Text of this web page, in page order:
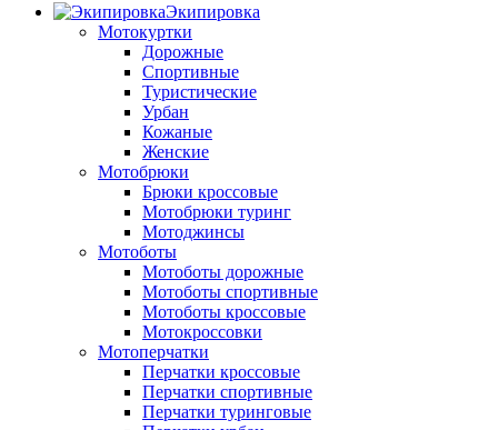
Экипировка
Мотокуртки
Дорожные
Спортивные
Туристические
Урбан
Кожаные
Женские
Мотобрюки
Брюки кроссовые
Мотобрюки туринг
Мотоджинсы
Мотоботы
Мотоботы дорожные
Мотоботы спортивные
Мотоботы кроссовые
Мотокроссовки
Мотоперчатки
Перчатки кроссовые
Перчатки спортивные
Перчатки туринговые